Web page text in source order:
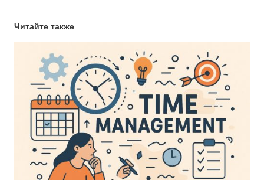
Читайте также